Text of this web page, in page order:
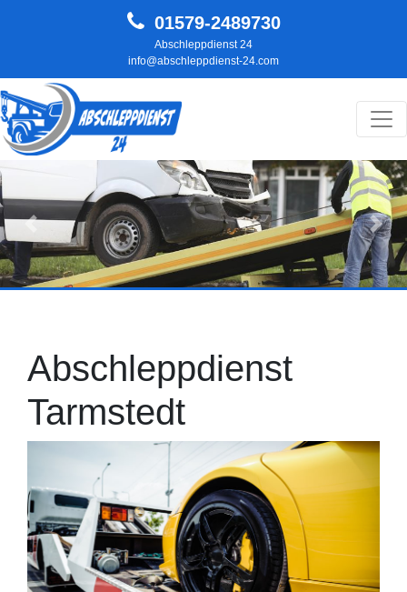
01579-2489730
Abschleppdienst 24
info@abschleppdienst-24.com
Hauptnavigation
Zurück
Abschleppdienst
Tarmstedt